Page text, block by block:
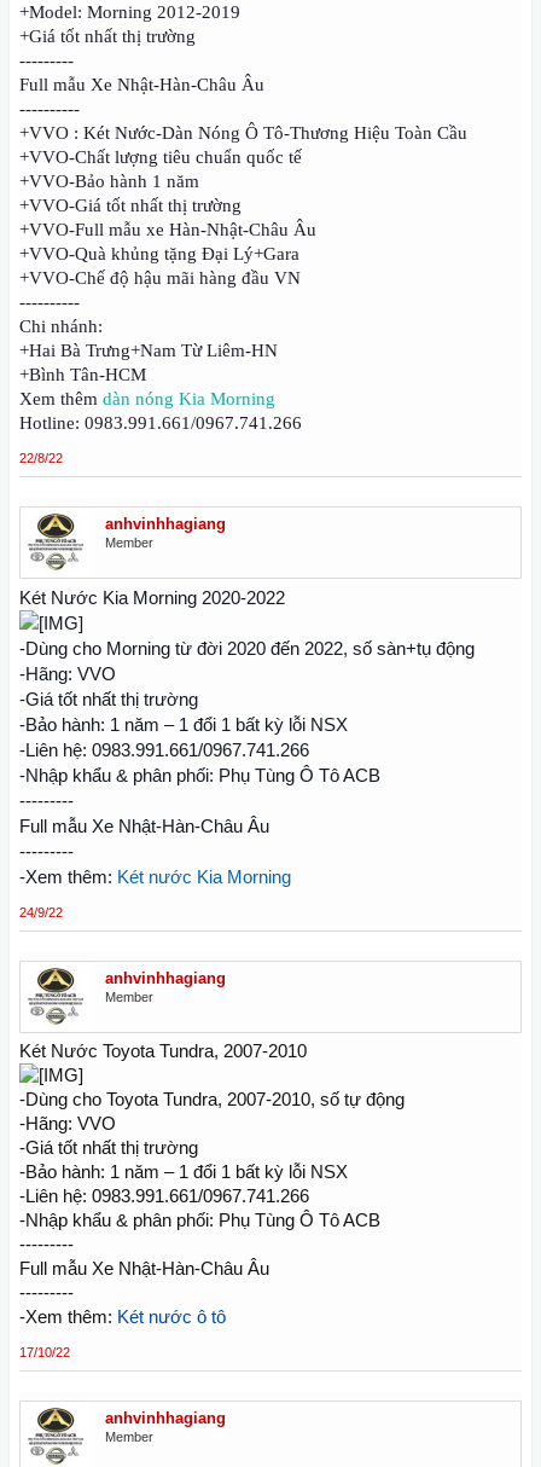
+Model: Morning 2012-2019
+Giá tốt nhất thị trường
---------
Full mẫu Xe Nhật-Hàn-Châu Âu
----------
+VVO : Két Nước-Dàn Nóng Ô Tô-Thương Hiệu Toàn Cầu
+VVO-Chất lượng tiêu chuẩn quốc tế
+VVO-Bảo hành 1 năm
+VVO-Giá tốt nhất thị trường
+VVO-Full mẫu xe Hàn-Nhật-Châu Âu
+VVO-Quà khủng tặng Đại Lý+Gara
+VVO-Chế độ hậu mãi hàng đầu VN
----------
Chi nhánh:
+Hai Bà Trưng+Nam Từ Liêm-HN
+Bình Tân-HCM
Xem thêm dàn nóng Kia Morning
Hotline: 0983.991.661/0967.741.266
22/8/22
anhvinhhagiang
Member
Két Nước Kia Morning 2020-2022
-Dùng cho Morning từ đời 2020 đến 2022, số sàn+tụ động
-Hãng: VVO
-Giá tốt nhất thị trường
-Bảo hành: 1 năm – 1 đổi 1 bất kỳ lỗi NSX
-Liên hệ: 0983.991.661/0967.741.266
-Nhập khẩu & phân phối: Phụ Tùng Ô Tô ACB
---------
Full mẫu Xe Nhật-Hàn-Châu Âu
---------
-Xem thêm: Két nước Kia Morning
24/9/22
anhvinhhagiang
Member
Két Nước Toyota Tundra, 2007-2010
-Dùng cho Toyota Tundra, 2007-2010, số tự động
-Hãng: VVO
-Giá tốt nhất thị trường
-Bảo hành: 1 năm – 1 đổi 1 bất kỳ lỗi NSX
-Liên hệ: 0983.991.661/0967.741.266
-Nhập khẩu & phân phối: Phụ Tùng Ô Tô ACB
---------
Full mẫu Xe Nhật-Hàn-Châu Âu
---------
-Xem thêm: Két nước ô tô
17/10/22
anhvinhhagiang
Member